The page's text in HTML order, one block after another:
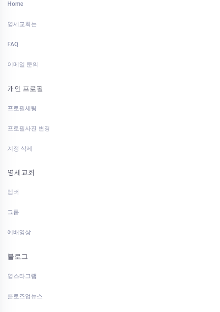
Home
영세교회는
FAQ
이메일 문의
개인 프로필
프로필세팅
프로필사진 변경
계정 삭제
영세교회
멤버
그룹
예배영상
블로그
영스타그램
클로즈업뉴스